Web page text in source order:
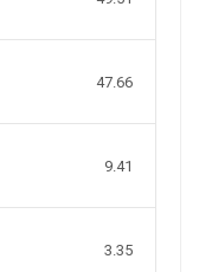
47.66
9.41
3.35